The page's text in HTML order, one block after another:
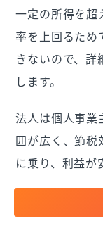
一定の所得を超
率を上回るため
きないので、
します。
法人は個人事業
囲が広く、節税
に乗り、利益
で、法人化を検